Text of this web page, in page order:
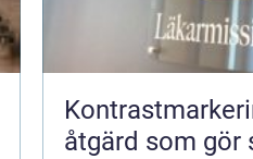
åtgärd som gör